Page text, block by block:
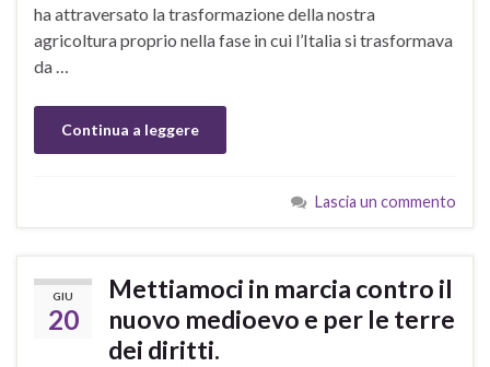
ha attraversato la trasformazione della nostra
agricoltura proprio nella fase in cui l’Italia si trasformava
da …
Continua a leggere
Lascia un commento
GIU
20
Mettiamoci in marcia contro il
nuovo medioevo e per le terre
dei diritti.